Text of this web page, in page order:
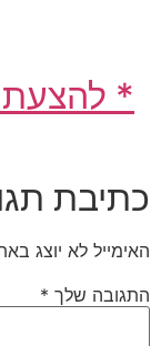
* להצעת
כתיבת
האימייל לא יוצג
התגובה שלך *